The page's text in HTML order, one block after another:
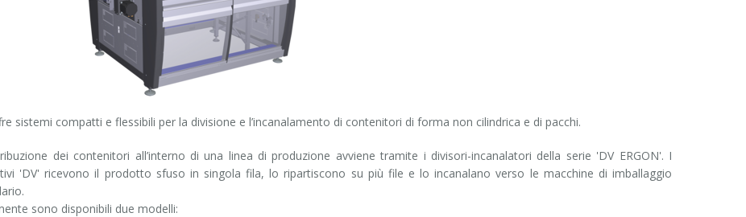
sistemi compatti e flessibili per la divisione e l’incanalamento di contenitori di forma non cilindrica e di pacchi.
dei contenitori all’interno di una linea di produzione avviene tramite i divisori-incanalatori della serie 'DV ERGON'. I
'DV' ricevono il prodotto sfuso in singola fila, lo ripartiscono su più file e lo incanalano verso le macchine di imballaggio
sono disponibili due modelli: